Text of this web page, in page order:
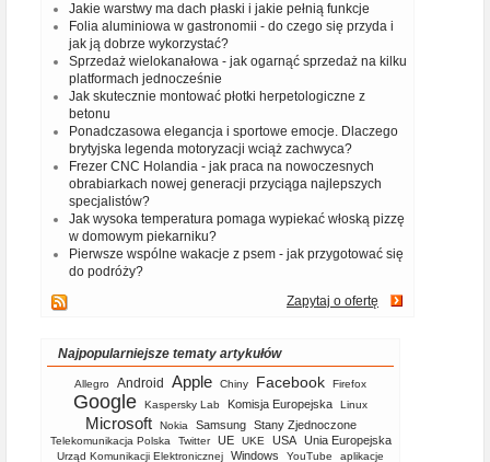
Jakie warstwy ma dach płaski i jakie pełnią funkcje
Folia aluminiowa w gastronomii - do czego się przyda i
jak ją dobrze wykorzystać?
Sprzedaż wielokanałowa - jak ogarnąć sprzedaż na kilku
platformach jednocześnie
Jak skutecznie montować płotki herpetologiczne z
betonu
Ponadczasowa elegancja i sportowe emocje. Dlaczego
brytyjska legenda motoryzacji wciąż zachwyca?
Frezer CNC Holandia - jak praca na nowoczesnych
obrabiarkach nowej generacji przyciąga najlepszych
specjalistów?
Jak wysoka temperatura pomaga wypiekać włoską pizzę
w domowym piekarniku?
Pierwsze wspólne wakacje z psem - jak przygotować się
do podróży?
Zapytaj o ofertę
Najpopularniejsze tematy artykułów
Allegro Android Apple Chiny Facebook Firefox
Google Kaspersky Lab Komisja Europejska Linux
Microsoft Nokia Samsung Stany Zjednoczone
Telekomunikacja Polska Twitter UE UKE USA Unia Europejska
Urząd Komunikacji Elektronicznej Windows YouTube aplikacje